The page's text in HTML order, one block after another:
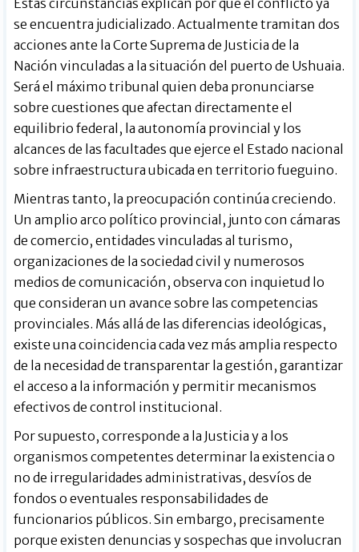
Estas circunstancias explican por qué el conflicto ya
se encuentra judicializado. Actualmente tramitan dos
acciones ante la Corte Suprema de Justicia de la
Nación vinculadas a la situación del puerto de Ushuaia.
Será el máximo tribunal quien deba pronunciarse
sobre cuestiones que afectan directamente el
equilibrio federal, la autonomía provincial y los
alcances de las facultades que ejerce el Estado nacional
sobre infraestructura ubicada en territorio fueguino.
Mientras tanto, la preocupación continúa creciendo.
Un amplio arco político provincial, junto con cámaras
de comercio, entidades vinculadas al turismo,
organizaciones de la sociedad civil y numerosos
medios de comunicación, observa con inquietud lo
que consideran un avance sobre las competencias
provinciales. Más allá de las diferencias ideológicas,
existe una coincidencia cada vez más amplia respecto
de la necesidad de transparentar la gestión, garantizar
el acceso a la información y permitir mecanismos
efectivos de control institucional.
Por supuesto, corresponde a la Justicia y a los
organismos competentes determinar la existencia o
no de irregularidades administrativas, desvíos de
fondos o eventuales responsabilidades de
funcionarios públicos. Sin embargo, precisamente
porque existen denuncias y sospechas que involucran